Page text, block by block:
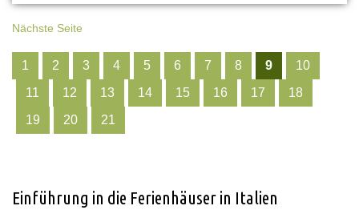
Nächste Seite
1 2 3 4 5 6 7 8 9
10
11
12 13 14 15 16 17
18
19
20 21
Einführung in die Ferienhäuser in Italien